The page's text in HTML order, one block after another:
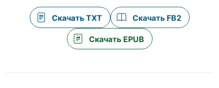
Скачать TXT Скачать FB2
Скачать EPUB